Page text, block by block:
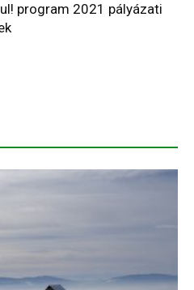
program 2021 pályázati